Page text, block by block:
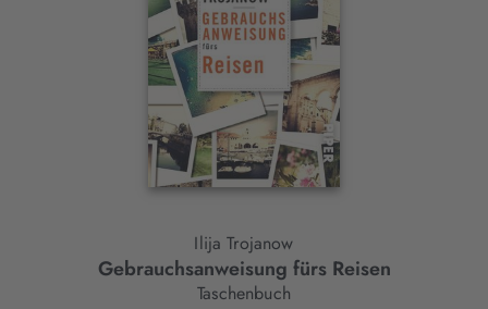
Ilija Trojanow
Gebrauchsanweisung fürs Reisen
Taschenbuch